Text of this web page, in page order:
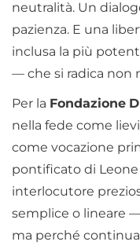
neutralità. Un
pazienza. E una
inclusa la più
— che si radica non
Per la Fondazione
nella fede come
come vocazione
pontificato di
interlocutore
semplice o lineare
ma perché